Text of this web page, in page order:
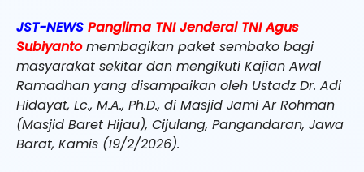
JST-NEWS Panglima TNI Jenderal TNI Agus
Subiyantomembagikan paket sembako bagi
masyarakat sekitar dan mengikuti Kajian Awal
Ramadhan yang disampaikan oleh Ustadz Dr. Adi
Hidayat, Lc., M.A., Ph.D., di Masjid Jami Ar Rohman
(Masjid Baret Hijau), Cijulang, Pangandaran, Jawa
Barat, Kamis (19/2/2026).